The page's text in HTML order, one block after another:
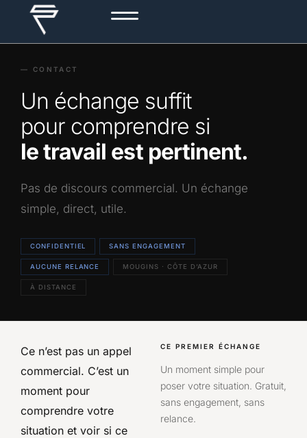
— CONTACT
Un échange suffit
pour comprendre si
le travail est pertinent.
Pas de discours commercial. Un échange
simple, direct, utile.
CONFIDENTIEL SANS ENGAGEMENT
AUCUNE RELANCE MOUGINS · CÔTE D’AZUR
À DISTANCE
Ce n’est pas un appel
commercial. C’est un
moment pour
comprendre votre
situation et voir si ce
CE PREMIER ÉCHANGE
Un moment simple pour
poser votre situation. Gratuit,
sans engagement, sans
relance.